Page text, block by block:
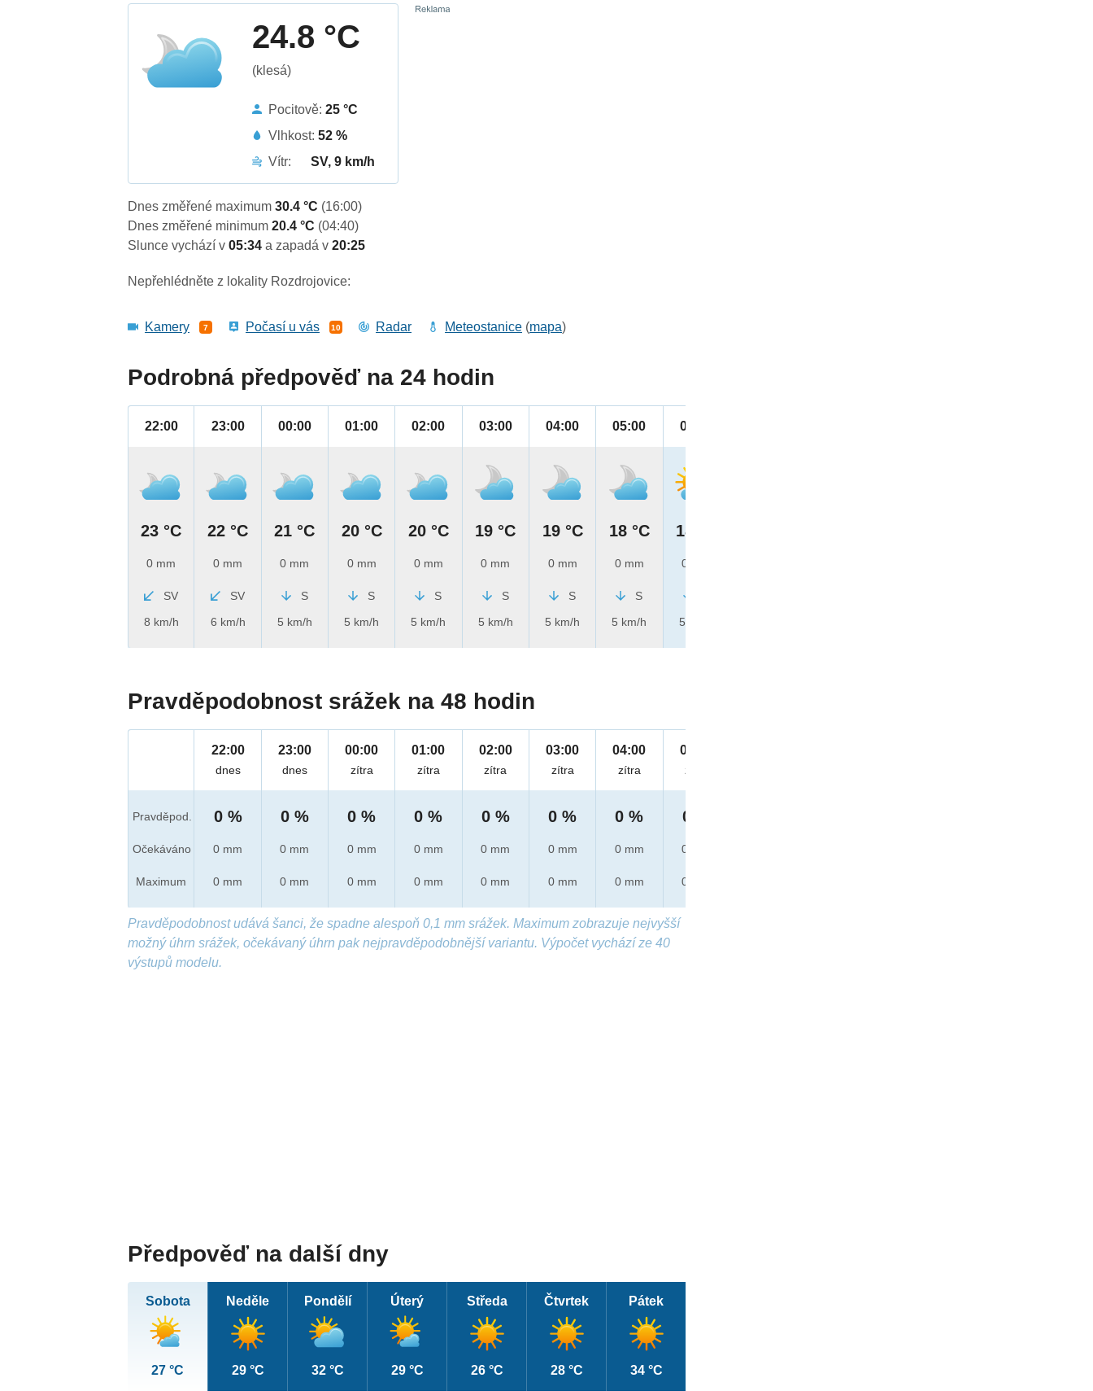
24.8 °C
(klesá)
Pocitově:25 °C
Vlhkost:52 %
Vítr:
SV, 9 km/h
Dnes změřené maximum30.4 °C (16:00)
Dnes změřené minimum20.4 °C (04:40)
Slunce vychází v05:34a zapadá v20:25
Nepřehlédněte z lokality Rozdrojovice:
Kamery 7 Počasí u vás 10 Radar Meteostanice (mapa)
Podrobná předpověď na 24 hodin
22:00
23 °C
0 mm
SV
8 km/h
23:00
22 °C
0 mm
SV
6 km/h
00:00
21 °C
0 mm
S
5 km/h
01:00
20 °C
0 mm
S
5 km/h
02:00
20 °C
0 mm
S
5 km/h
03:00
19 °C
0 mm
S
5 km/h
04:00
19 °C
0 mm
S
5 km/h
05:00
18 °C
0 mm
S
5 km/h
06:00
18 °C
0 mm
5 km/h
Pravděpodobnost srážek na 48 hodin
Pravděpod.
Očekáváno
Maximum
22:00
dnes
0 %
0 mm
0 mm
23:00
dnes
0 %
0 mm
0 mm
00:00
zítra
0 %
0 mm
0 mm
01:00
zítra
0 %
0 mm
0 mm
02:00
zítra
0 %
0 mm
0 mm
03:00
zítra
0 %
0 mm
0 mm
04:00
zítra
0 %
0 mm
0 mm
05:00
zítra
0 %
0 mm
0 mm
Pravděpodobnost udává šanci, že spadne alespoň 0,1 mm srážek. Maximum zobrazuje nejvyšší
možný úhrn srážek, očekávaný úhrn pak nejpravděpodobnější variantu. Výpočet vychází ze 40
výstupů modelu.
Předpověď na další dny
Sobota
27 °C
Neděle
29 °C
Pondělí
32 °C
Úterý
29 °C
Středa
26 °C
Čtvrtek
28 °C
Pátek
34 °C